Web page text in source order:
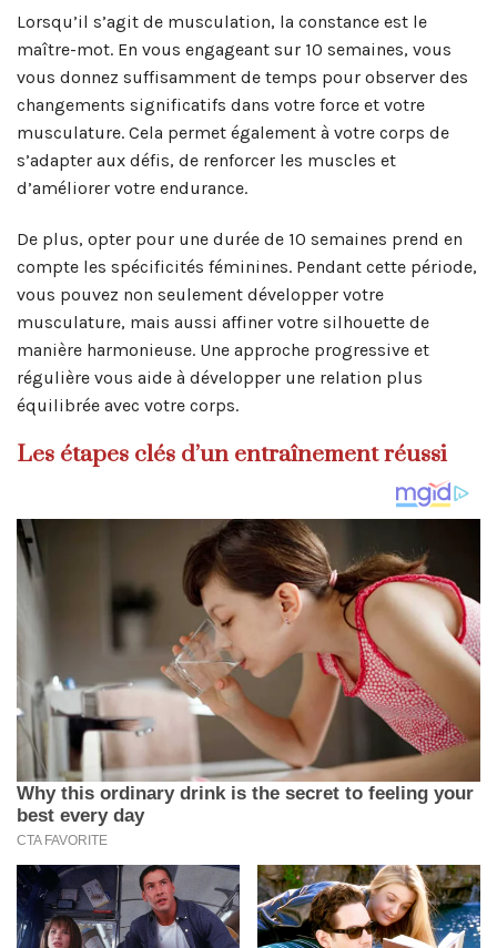
Lorsqu’il s’agit de musculation, la constance est le
maître-mot. En vous engageant sur 10 semaines, vous
vous donnez suffisamment de temps pour observer des
changements significatifs dans votre force et votre
musculature. Cela permet également à votre corps de
s’adapter aux défis, de renforcer les muscles et
d’améliorer votre endurance.
De plus, opter pour une durée de 10 semaines prend en
compte les spécificités féminines. Pendant cette période,
vous pouvez non seulement développer votre
musculature, mais aussi affiner votre silhouette de
manière harmonieuse. Une approche progressive et
régulière vous aide à développer une relation plus
équilibrée avec votre corps.
Les étapes clés d’un entraînement réussi